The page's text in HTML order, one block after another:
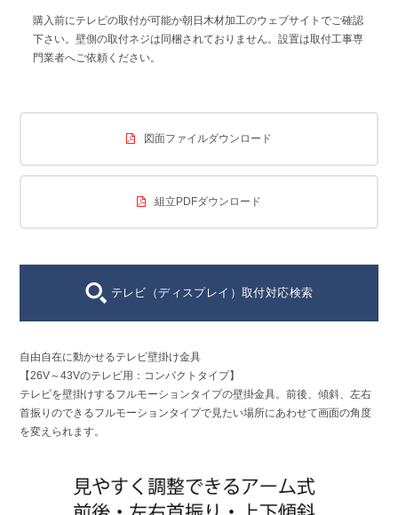
購入前にテレビの取付が可能か朝日木材加工のウェブサイトでご確認
下さい。壁側の取付ネジは同梱されておりません。設置は取付工事専
門業者へご依頼ください。
図面ファイルダウンロード
組立PDFダウンロード
テレビ（ディスプレイ）取付対応検索
自由自在に動かせるテレビ壁掛け金具
【26V～43Vのテレビ用：コンパクトタイプ】
テレビを壁掛けするフルモーションタイプの壁掛金具。前後、傾斜、左右
首振りのできるフルモーションタイプで見たい場所にあわせて画面の角度
を変えられます。